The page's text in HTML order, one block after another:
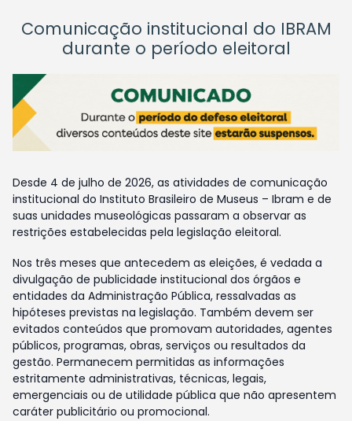
Comunicação institucional do IBRAM
durante o período eleitoral
Desde 4 de julho de 2026, as atividades de comunicação
institucional do Instituto Brasileiro de Museus – Ibram e de
suas unidades museológicas passaram a observar as
restrições estabelecidas pela legislação eleitoral.
Nos três meses que antecedem as eleições, é vedada a
divulgação de publicidade institucional dos órgãos e
entidades da Administração Pública, ressalvadas as
hipóteses previstas na legislação. Também devem ser
evitados conteúdos que promovam autoridades, agentes
públicos, programas, obras, serviços ou resultados da
gestão. Permanecem permitidas as informações
estritamente administrativas, técnicas, legais,
emergenciais ou de utilidade pública que não apresentem
caráter publicitário ou promocional.